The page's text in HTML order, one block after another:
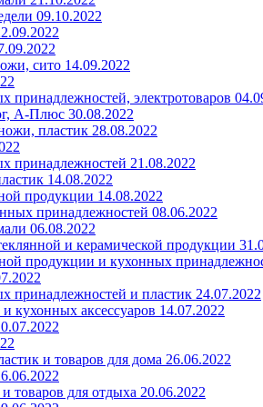
09.10.2022
сито 14.09.2022
принадлежностей, электротоваров
А-Плюс 30.08.2022
пластик 28.08.2022
принадлежностей 21.08.2022
14.08.2022
продукции 14.08.2022
принадлежностей 08.06.2022
06.08.2022
и керамической продукции
продукции и кухонных
принадлежностей и пластик 24.07.2022
кухонных аксессуаров 14.07.2022
и товаров для дома 26.06.2022
товаров для отдыха 20.06.2022